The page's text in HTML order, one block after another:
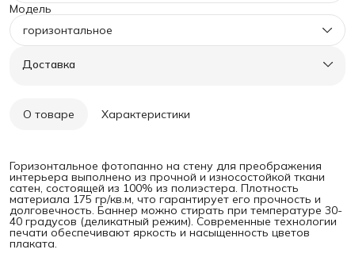
Модель
горизонтальное
Доставка
О товаре Характеристики
Горизонтальное фотопанно на стену для преображения
интерьера выполнено из прочной и износостойкой ткани
сатен, состоящей из 100% из полиэстера. Плотность
материала 175 гр/кв.м, что гарантирует его прочность и
долговечность. Баннер можно стирать при температуре 30-
40 градусов (деликатный режим). Современные технологии
печати обеспечивают яркость и насыщенность цветов
плаката.